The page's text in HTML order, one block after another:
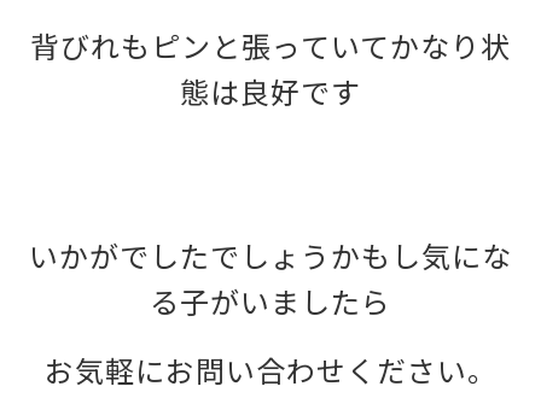
背びれもピンと張っていてかなり状
態は良好です
いかがでしたでしょうかもし気にな
る子がいましたら
お気軽にお問い合わせください。